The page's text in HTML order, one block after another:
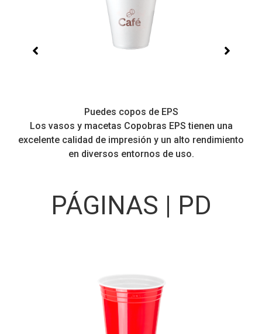
Puedes copos de EPS
Los vasos y macetas Copobras EPS tienen una
excelente calidad de impresión y un alto rendimiento
en diversos entornos de uso.
PÁGINAS | PD